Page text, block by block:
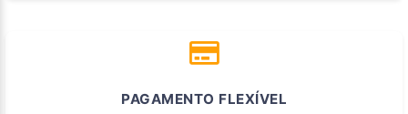
PAGAMENTO FLEXÍVEL